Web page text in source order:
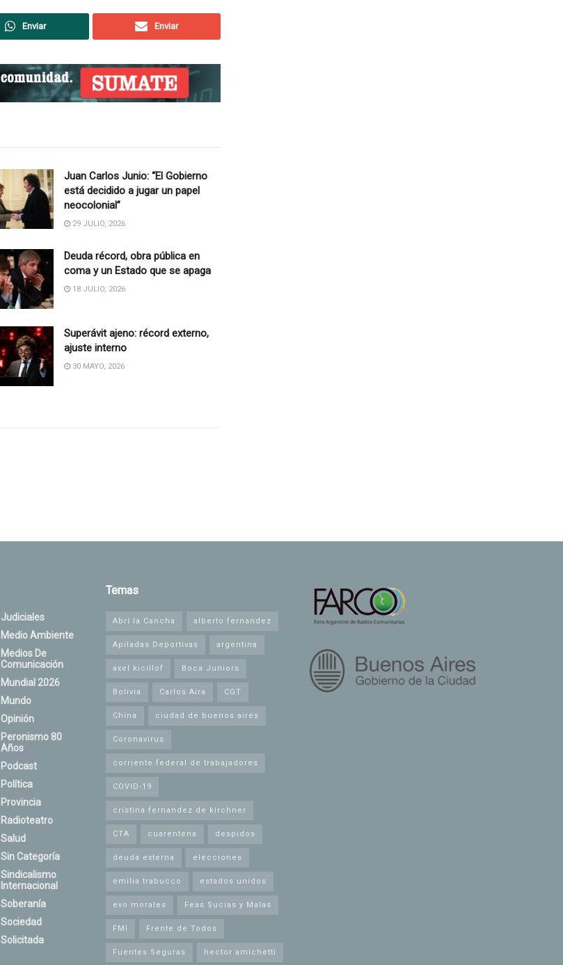
Enviar Enviar
Juan Carlos Junio: “El Gobierno
está decidido a jugar un papel
neocolonial”
29 JULIO, 2026
Deuda récord, obra pública en
coma y un Estado que se apaga
18 JULIO, 2026
Superávit ajeno: récord externo,
ajuste interno
30 MAYO, 2026
Judiciales
Medio Ambiente
Medios De
Comunicación
Mundial 2026
Mundo
Opinión
Peronismo 80
Años
Podcast
Política
Provincia
Radioteatro
Salud
Sin Categoría
Sindicalismo
Internacional
Soberanía
Sociedad
Solicitada
Temas
Abrí la Cancha alberto fernandez
Apiladas Deportivas argentina
axel kicillof Boca Juniors
Bolivia Carlos Aira CGT
China ciudad de buenos aires
Coronavirus
corriente federal de trabajadores
COVID-19
cristina fernandez de kirchner
CTA cuarentena despidos
deuda externa elecciones
emilia trabucco estados unidos
evo morales Feas Sucias y Malas
FMI Frente de Todos
Fuentes Seguras hector amichetti